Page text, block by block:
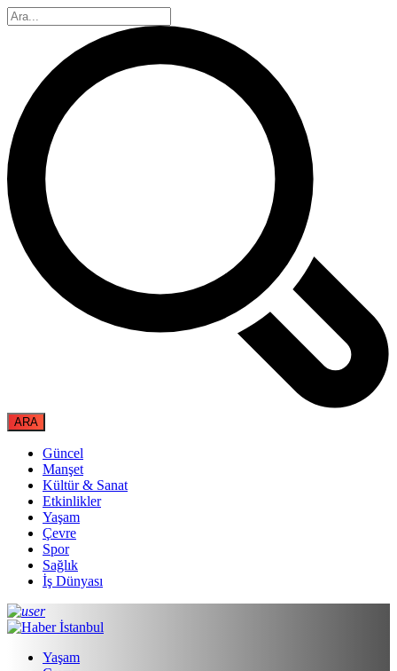
Güncel
Manşet
Kültür & Sanat
Etkinlikler
Yaşam
Çevre
Spor
Sağlık
İş Dünyası
Yaşam